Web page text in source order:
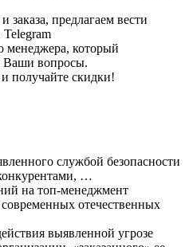
заказа, предлагаем вести
который
Ваши вопросы.
получайте скидки!
службой безопасности
…
на топ-менеджмент
отечественных
выявленной угрозе